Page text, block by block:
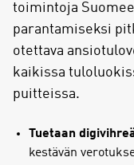
toimintoja
parantamiseksi
otettava
kaikissa
puitteissa.
Tuetaan
kestävän